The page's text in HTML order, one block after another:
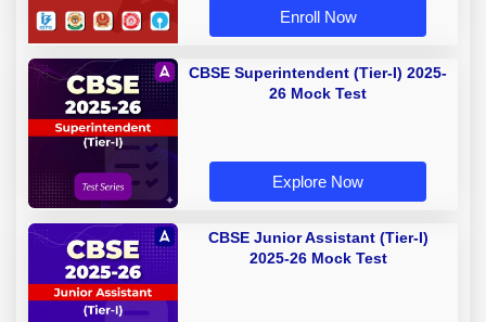
Enroll Now
CBSE Superintendent (Tier-I) 2025-
26 Mock Test
Explore Now
CBSE Junior Assistant (Tier-I)
2025-26 Mock Test